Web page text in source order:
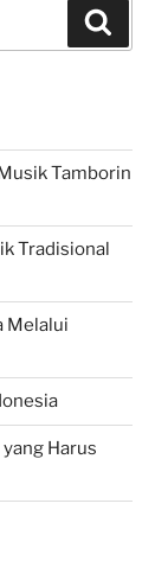
Tamborin
Tradisional
Melalui
Harus